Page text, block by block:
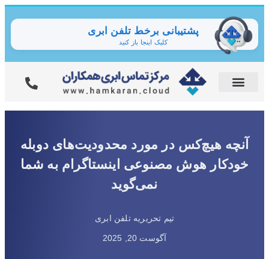
پشتیبانی برخط تلفن ابری
کلیک اینجا باز کنید
آنچه هیچ‌کس در مورد محدودیت‌های دوبله
خودکار هوش مصنوعی اینستاگرام به شما
نمی‌گوید
تیم تحریریه تلفن ابری
آگوست 20, 2025